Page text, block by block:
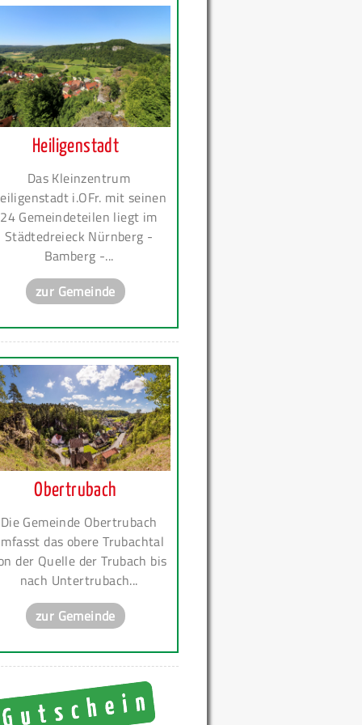
Heiligenstadt
Das Kleinzentrum
i.OFr. mit seinen
24 Gemeindeteilen liegt im
Städtedreieck Nürnberg -
Bamberg -...
zur Gemeinde
Obertrubach
Die Gemeinde Obertrubach
das obere Trubachtal
der Quelle der Trubach bis
nach Untertrubach...
zur Gemeinde